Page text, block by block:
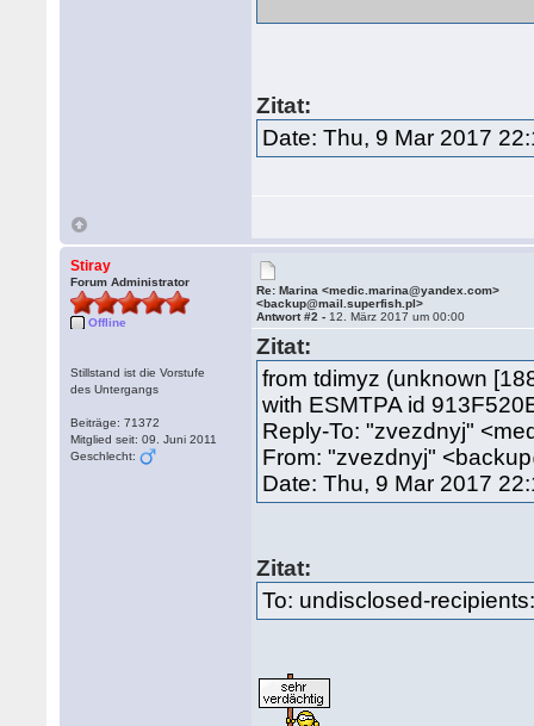
Zitat:
Date: Thu, 9 Mar 2017
Stiray
Forum Administrator
Offline
Stillstand ist die Vorstufe
des Untergangs
Beiträge: 71372
Mitglied seit: 09. Juni 2011
Geschlecht:
Re: Marina <medic.marina@yandex.com>
<backup@mail.superfish.pl>
Antwort #2 - 12. März 2017 um 00:00
Zitat:
from tdimyz (unknown
with ESMTPA id
Reply-To: "zvezdnyj"
From: "zvezdnyj"
Date: Thu, 9 Mar 2017
Zitat:
To: undisclosed-